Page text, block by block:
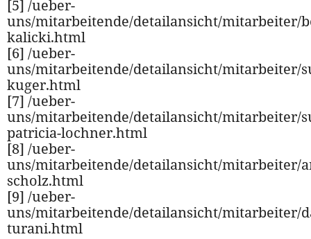
[5] /ueber-
uns/mitarbeitende/detailansicht/mitarbeiter/
kalicki.html
[6] /ueber-
uns/mitarbeitende/detailansicht/mitarbeiter/
kuger.html
[7] /ueber-
uns/mitarbeitende/detailansicht/mitarbeiter/
patricia-lochner.html
[8] /ueber-
uns/mitarbeitende/detailansicht/mitarbeiter/
scholz.html
[9] /ueber-
uns/mitarbeitende/detailansicht/mitarbeiter/
turani.html